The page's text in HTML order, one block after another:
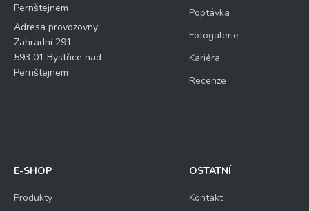
Pernštejnem
Adresa provozovny:
Zahradní 291
593 01 Bystřice nad
Pernštejnem
Poptávka
Fotogalerie
Kariéra
Recenze
E-SHOP
Produkty
OSTATNÍ
Kontakt